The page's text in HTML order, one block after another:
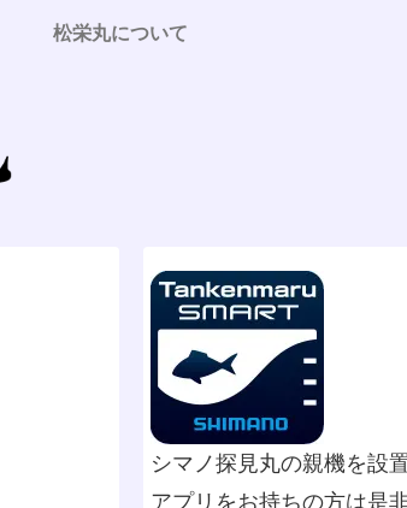
松栄丸について
シマノ探見丸の親機を設置
アプリをお持ちの方は是